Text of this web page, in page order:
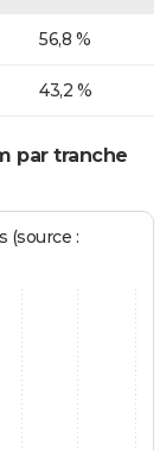
56,8 %
43,2 %
par tranche
(source :